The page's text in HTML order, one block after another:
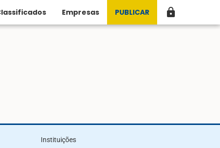
Empresas PUBLICAR lock
Instituições